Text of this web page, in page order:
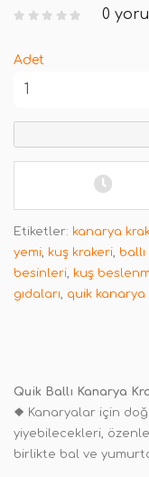
0
Adet
Etiketler: kanarya
yemi, kuş krakeri,
besinleri, kuş
gıdaları, quik
Quik Ballı Kanarya
❖ Kanaryalar için
yiyebilecekleri,
birlikte bal ve yumurta